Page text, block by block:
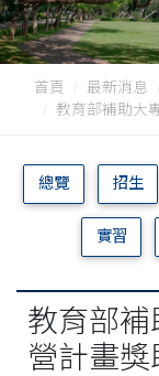
首頁 最新消息
教育部補助大
總覽 招生
實習
教育部
營計畫獎